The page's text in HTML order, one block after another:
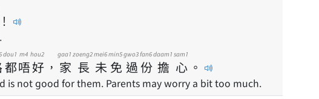
！
都
dou1
唔
m4
好
hou2
， 家
gaa1
長
zoeng2
未
mei6
免
min5
過
gwo3
份
fan6
擔
daam1
心
sam1
。
is not good for them. Parents may worry a bit too much.